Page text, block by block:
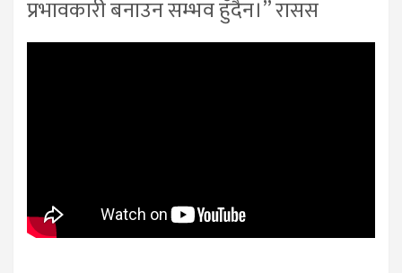
प्रभावकारी बनाउन सम्भव हुँदैन।” रासस